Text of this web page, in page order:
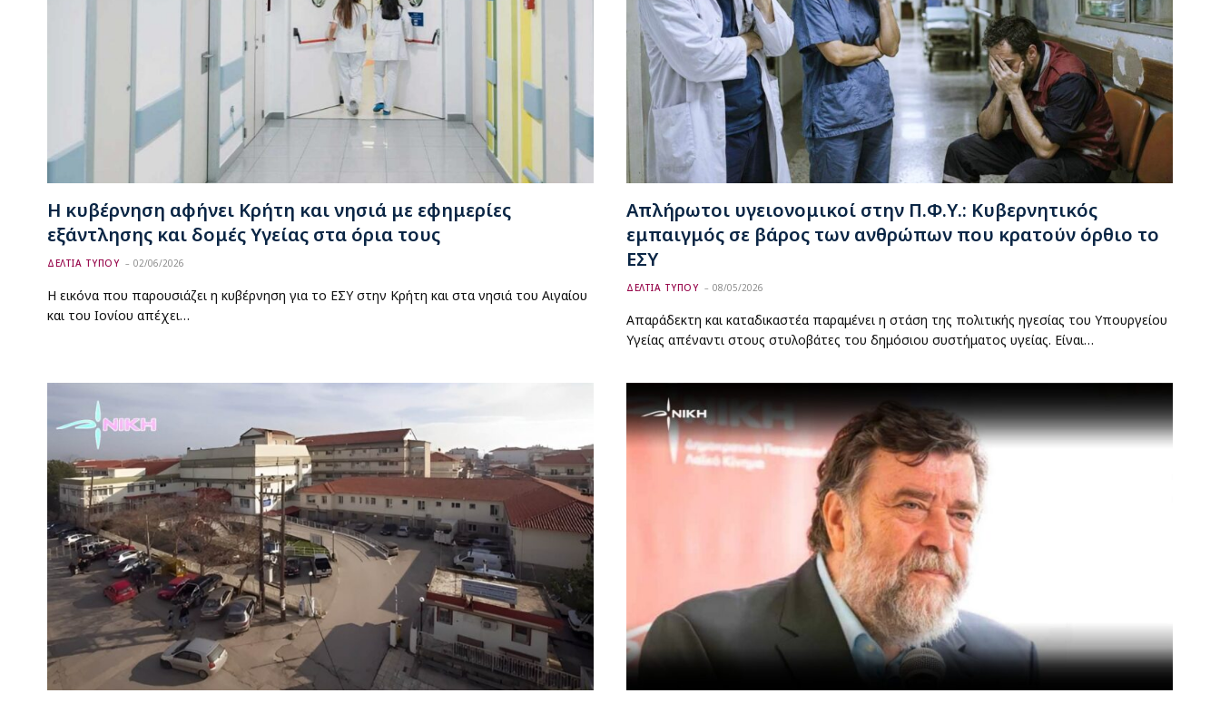
Η κυβέρνηση αφήνει Κρήτη και νησιά με εφημερίες
εξάντλησης και δομές Υγείας στα όρια τους
ΔΕΛΤΙΑ ΤΥΠΟΥ 02/06/2026
Η εικόνα που παρουσιάζει η κυβέρνηση για το ΕΣΥ στην Κρήτη και στα νησιά του Αιγαίου
και του Ιονίου απέχει…
Απλήρωτοι υγειονομικοί στην Π.Φ.Υ.: Κυβερνητικός
εμπαιγμός σε βάρος των ανθρώπων που κρατούν όρθιο το
ΕΣΥ
ΔΕΛΤΙΑ ΤΥΠΟΥ 08/05/2026
Απαράδεκτη και καταδικαστέα παραμένει η στάση της πολιτικής ηγεσίας του Υπουργείου
Υγείας απέναντι στους στυλοβάτες του δημόσιου συστήματος υγείας. Είναι…